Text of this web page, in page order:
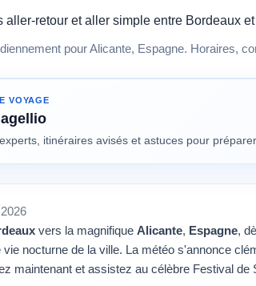
aller-retour et aller simple entre Bordeaux
pour Alicante, Espagne. Horaires,
VOYAGE
itinéraires avisés et astuces pour
vers la magnifique Alicante, Espagne,
vie nocturne de la ville. La météo s'annonce
maintenant et assistez au célèbre Festival